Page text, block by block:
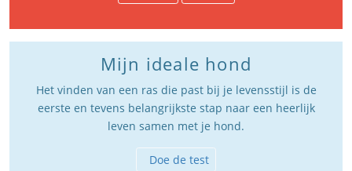
Mijn ideale hond
Het vinden van een ras die past bij je levensstijl is de
eerste en tevens belangrijkste stap naar een heerlijk
leven samen met je hond.
Doe de test